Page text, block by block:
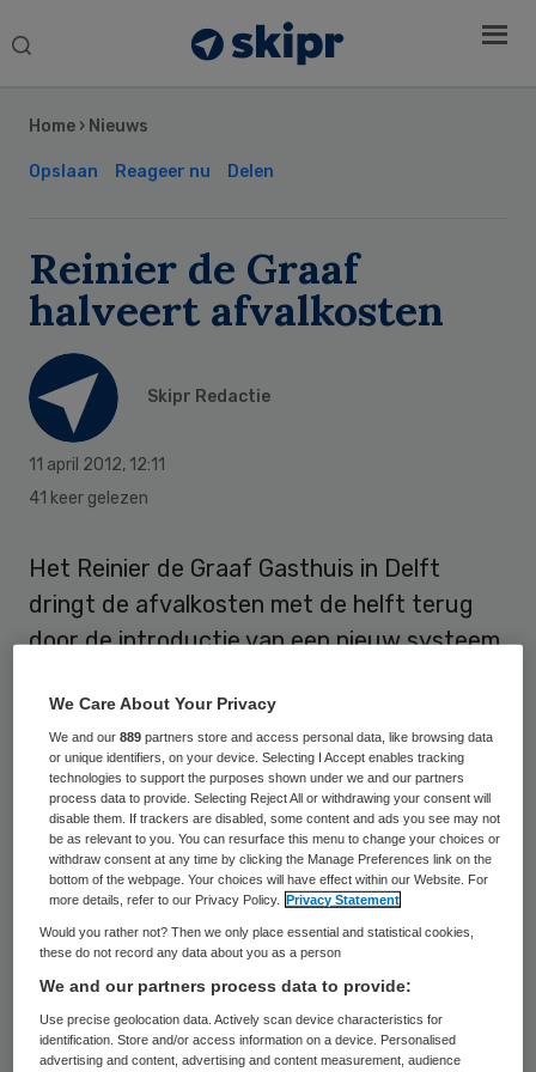
Search
Home › Nieuws
Opslaan Reageer nu Delen
Reinier de Graaf
halveert afvalkosten
Skipr Redactie
11 april 2012, 12:11
41 keer gelezen
Het Reinier de Graaf Gasthuis in Delft
dringt de afvalkosten met de helft terug
door de introductie van een nieuw systeem
volgens het RdGG niet alleen kosten, het
draagt ook bij aan een schoner milieu
alsmede hygiënischere en snellere zorg.
Ziekenhuizen zijn verantwoordelijk voor 20
tot meer dan 45 procent van de
medicijnresten en hormoonverstorende
stoffen in het Nederlandse afvalwater.
Onderzoek toont aan dat Pharmafilter
medicijnenresten in het afvalwatertot
beneden de detectielimietweet terug te
Sidebar
We Care About Your Privacy
We and our889 partners store and access personal data, like browsing data
or unique identifiers, on your device. Selecting I Accept enables tracking
technologies to support the purposes shown under we and our partners
process data to provide. Selecting Reject All or withdrawing your consent will
disable them. If trackers are disabled, some content and ads you see may not
be as relevant to you. You can resurface this menu to change your choices or
withdraw consent at any time by clicking the Manage Preferences link on the
bottom of the webpage. Your choices will have effect within our Website. For
more details, refer to our Privacy Policy.
Privacy Statement
Would you rather not? Then we only place essential and statistical cookies,
these do not record any data about you as a person
We and our partners process data to provide:
Use precise geolocation data. Actively scan device characteristics for
identification. Store and/or access information on a device. Personalised
advertising and content, advertising and content measurement, audience